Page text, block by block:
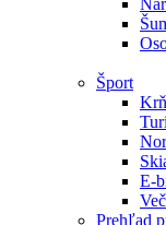
Šport
E-
Prehľad